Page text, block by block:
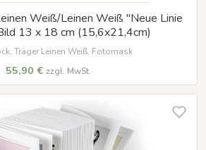
Weiß/Leinen Weiß "Neue Linie
13 x 18 cm (15,6x21,4cm)
Träger Leinen Weiß, Fotomask
55,90 € zzgl. MwSt.